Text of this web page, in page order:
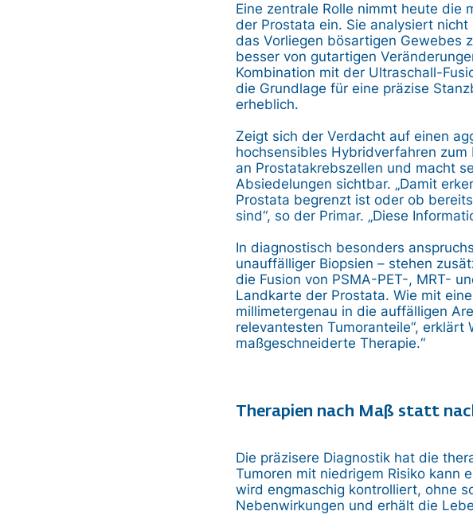
Eine zentrale Rolle nimmt heute die
der Prostata ein. Sie analysiert
das Vorliegen bösartigen Gewebes
besser von gutartigen
Kombination mit der Ultraschall-
die Grundlage für eine präzise
erheblich.
Zeigt sich der Verdacht auf einen
hochsensibles Hybridverfahren
an Prostatakrebszellen und macht
Absiedelungen sichtbar. „Damit
Prostata begrenzt ist oder ob
sind“, so der Primar. „Diese
In diagnostisch besonders
unauffälliger Biopsien – stehen
die Fusion von PSMA-PET-, MRT-
Landkarte der Prostata. Wie mit
millimetergenau in die auffälligen
relevantesten Tumoranteile“, erklärt
maßgeschneiderte Therapie.“
Therapien nach Maß statt
Die präzisere Diagnostik hat die
Tumoren mit niedrigem Risiko kann
wird engmaschig kontrolliert, ohne
Nebenwirkungen und erhält die